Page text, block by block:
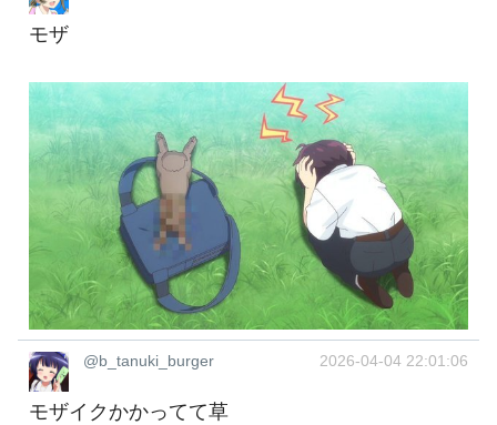
モザ
@b_tanuki_burger 2026-04-04 22:01:06
モザイクかかってて草